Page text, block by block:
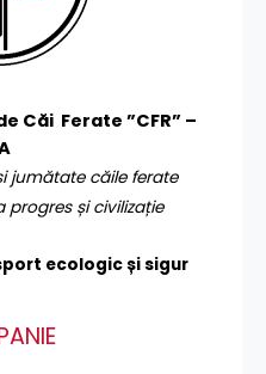
Căi Ferate ”CFR” –
jumătate căile ferate
și civilizație
ecologic și sigur